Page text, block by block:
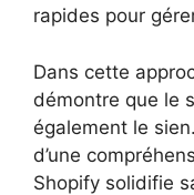
rapides pour
Dans cette
démontre que le
également le
d’une
Shopify solidifie